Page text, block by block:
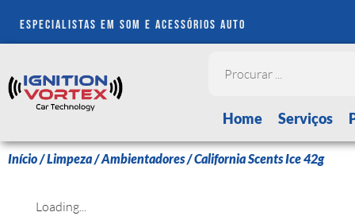
especialistas em som e acessórios auto
Home Serviços
Início/Limpeza/Ambientadores/ California Scents Ice 42g
Loading...